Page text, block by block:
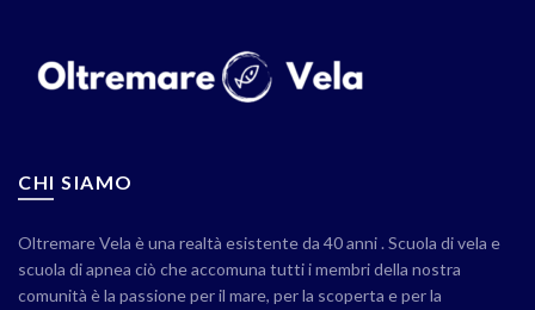
CHI SIAMO
Oltremare Vela è una realtà esistente da 40 anni . Scuola di vela e
scuola di apnea ciò che accomuna tutti i membri della nostra
comunità è la passione per il mare, per la scoperta e per la